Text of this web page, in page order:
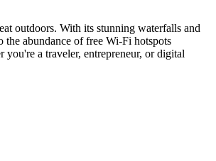
outdoors. With its stunning waterfalls and
abundance of free Wi-Fi hotspots
a traveler, entrepreneur, or digital